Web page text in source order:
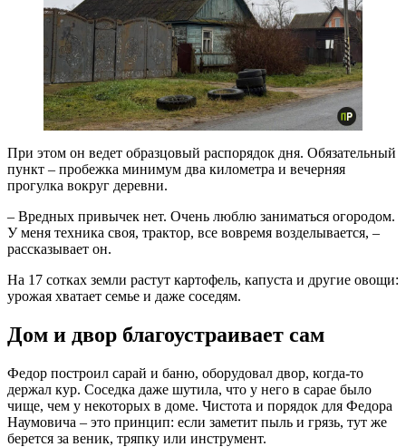
При этом он ведет образцовый распорядок дня. Обязательный
пункт – пробежка минимум два километра и вечерняя
прогулка вокруг деревни.
– Вредных привычек нет. Очень люблю заниматься огородом.
У меня техника своя, трактор, все вовремя возделывается, –
рассказывает он.
На 17 сотках земли растут картофель, капуста и другие овощи:
урожая хватает семье и даже соседям.​
Дом и двор благоустраивает сам
Федор построил сарай и баню, оборудовал двор, когда‑то
держал кур. Соседка даже шутила, что у него в сарае было
чище, чем у некоторых в доме. Чистота и порядок для Федора
Наумовича – это принцип: если заметит пыль и грязь, тут же
берется за веник, тряпку или инструмент.